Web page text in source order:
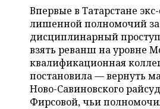
ВУЗЫ ТАТАРСТАНА
КОМУ ПРИНАДЛЕЖАТ
ТОРГОВЫЕ ЦЕНТРЫ
ТАТАРСТАНА
БАНКИ
БЮДЖЕТ
ИНВЕСТИЦИИ
АГРОПРОМ
МАШИНОСТРОЕНИЕ
НЕФТЕХИМИЯ
НЕФТЬ
НОВОСТИ НЕДВИЖИМОСТИ
АВТО
НОВОСТИ АВТО
БИЗНЕС
НОВОСТИ БИЗНЕСА
РОЗНИЧНАЯ ТОРГОВЛЯ
ТЕХНОЛОГИИ
НОВОСТИ ТЕХНОЛОГИЙ
МЕРОПРИЯТИЯ
Впервые в Татарстане
лишенной полномочий за
дисциплинарный
взять реванш на уровне
квалификационная
постановила — вернуть
Ново-Савиновского
Фирсовой, чьи